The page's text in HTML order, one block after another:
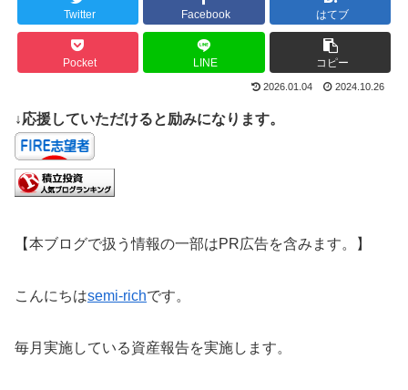
Twitter Facebook はてブ
Pocket LINE コピー
2026.01.04 2024.10.26
↓応援していただけると励みになります。
【本ブログで扱う情報の一部はPR広告を含みます。】
こんにちはsemi-richです。
毎月実施している資産報告を実施します。